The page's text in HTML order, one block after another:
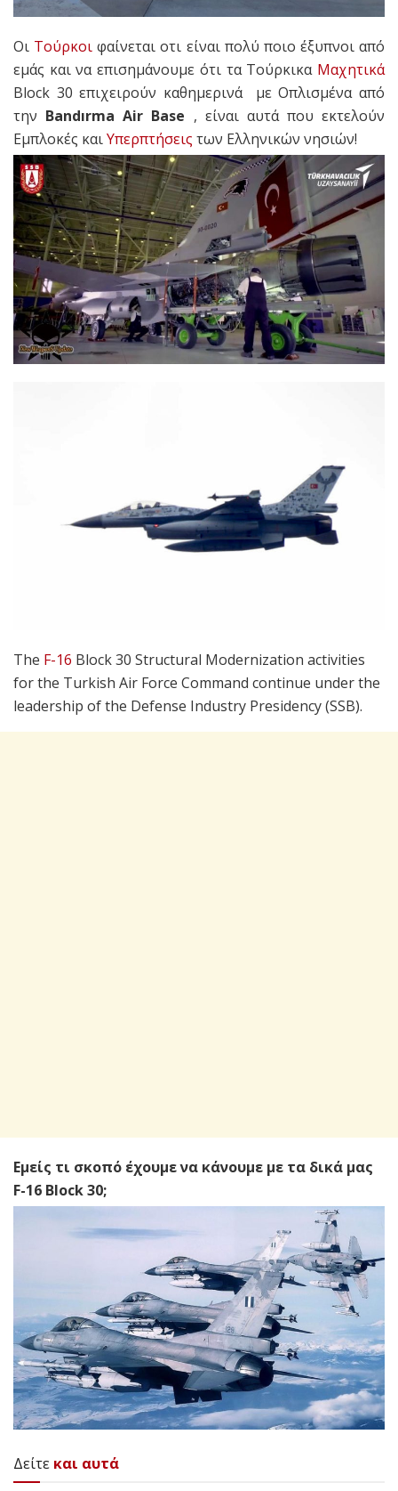
Οι Τούρκοι φαίνεται οτι είναι πολύ ποιο έξυπνοι από
εμάς και να επισημάνουμε ότι τα Τούρκικα Μαχητικά
Block 30 επιχειρούν καθημερινά με Οπλισμένα από
την Bandırma Air Base , είναι αυτά που εκτελούν
Εμπλοκές καιΥπερπτήσεις των Ελληνικών νησιών!
The F-16 Block 30 Structural Modernization activities
for the Turkish Air Force Command continue under the
leadership of the Defense Industry Presidency (SSB).
Εμείς τι σκοπό έχουμε να κάνουμε με τα δικά μας
F-16 Block 30;
Δείτε και αυτά